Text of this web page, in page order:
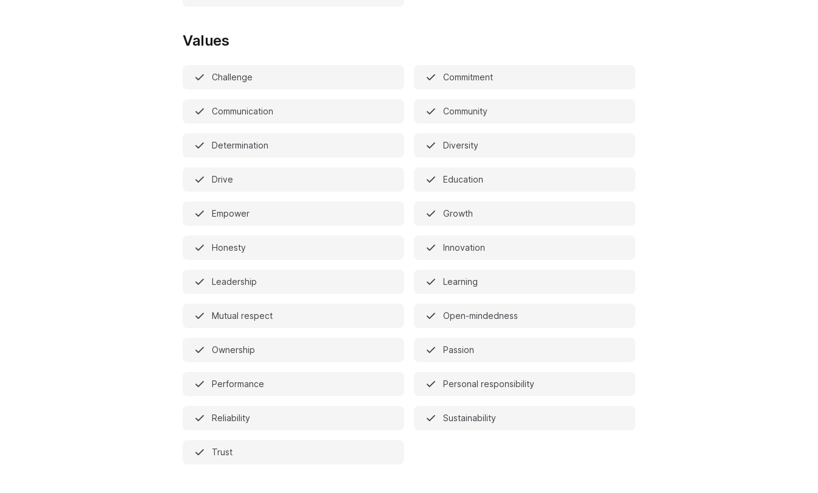
Values
Challenge Commitment
Communication Community
Determination Diversity
Drive Education
Empower Growth
Honesty Innovation
Leadership Learning
Mutual respect Open-mindedness
Ownership Passion
Performance Personal responsibility
Reliability Sustainability
Trust